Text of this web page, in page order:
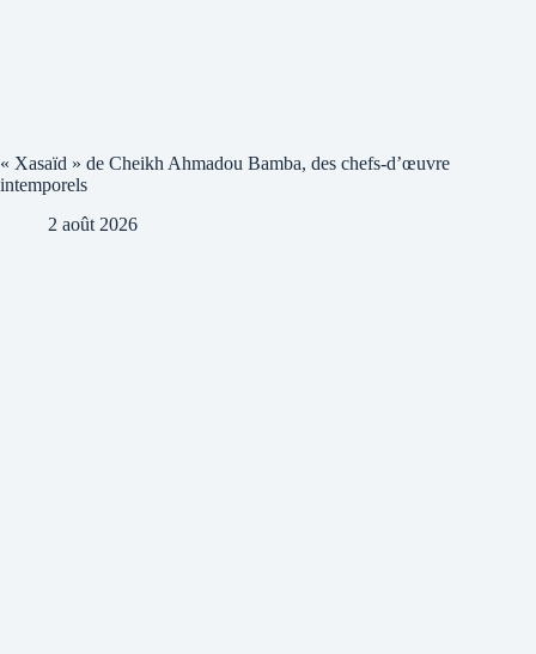
« Xasaïd » de Cheikh Ahmadou Bamba, des chefs-d’œuvre
intemporels
2 août 2026